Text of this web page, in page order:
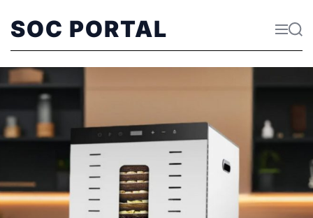
SOC PORTAL